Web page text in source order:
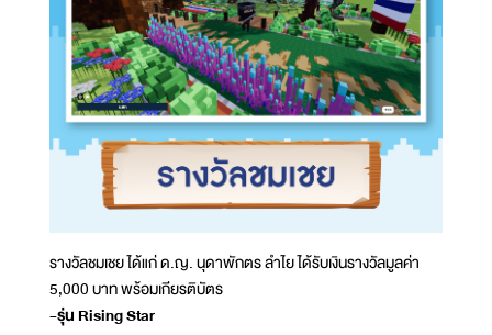
รางวัลชมเชย ได้แก่ ด.ญ. นุดาพักตร ลำไย ได้รับเงินรางวัลมูลค่า
5,000 บาท พร้อมเกียรติบัตร
-รุ่น Rising Star